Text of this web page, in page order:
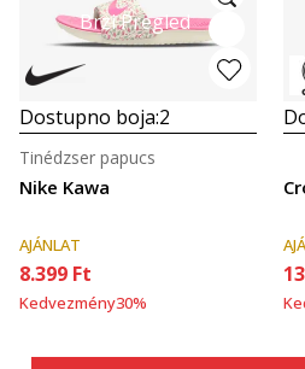
Brzi Pregled
Dostupno boja:2
Nike Kawa
Tinédzser papucs
AJÁNLAT
8.399 Ft
Kedvezmény30%